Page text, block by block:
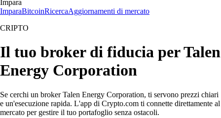
Impara
ImparaBitcoinRicercaAggiornamenti di mercato
CRIPTO
Il tuo broker di fiducia per Talen
Energy Corporation
Se cerchi un broker Talen Energy Corporation, ti servono prezzi chiari
e un'esecuzione rapida. L'app di Crypto.com ti connette direttamente al
mercato per gestire il tuo portafoglio senza ostacoli.